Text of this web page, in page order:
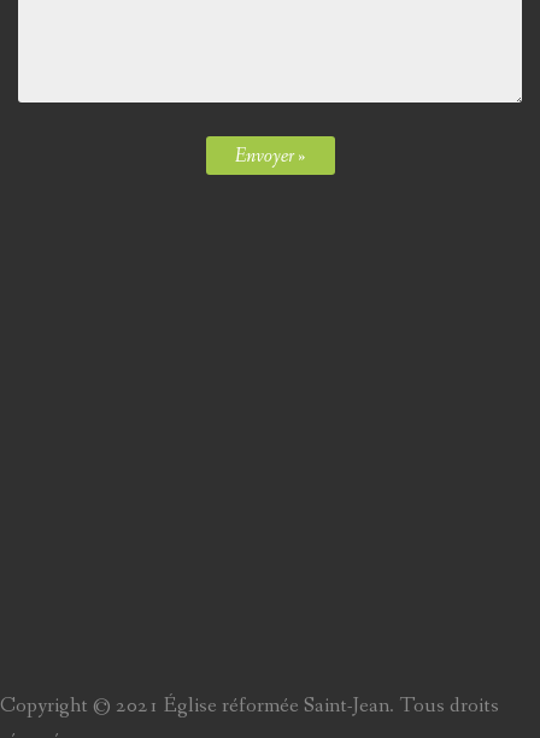
Envoyer »
Copyright © 2021 Église réformée Saint-Jean. Tous droits